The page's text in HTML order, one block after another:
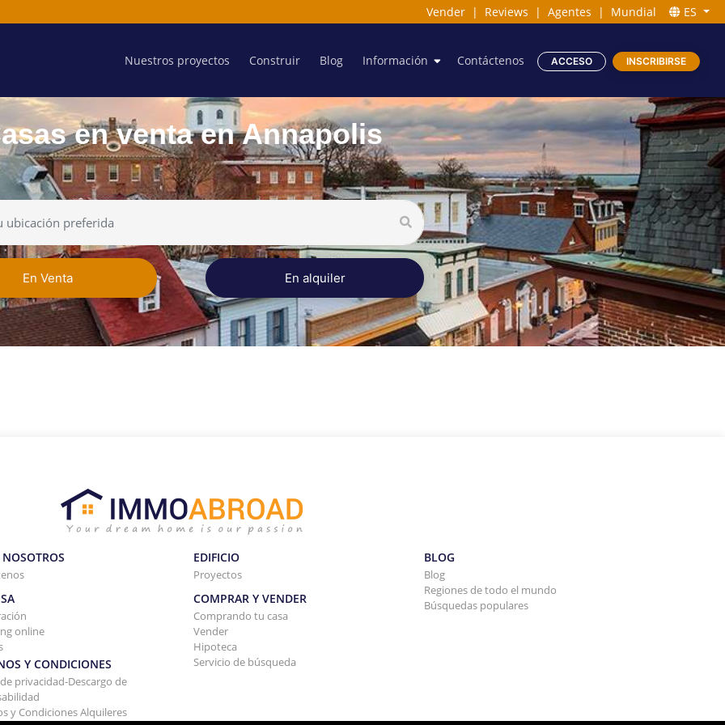
Vender | Reviews | Agentes | Mundial ES
Nuestros proyectos Construir Blog Información Contáctenos ACCESO INSCRIBIRSE
en venta en Annapolis
En Venta En alquiler
online
Y CONDICIONES
privacidad-Descargo de
y Condiciones Alquileres
EDIFICIO
Proyectos
COMPRAR Y VENDER
Comprando tu casa
Vender
Hipoteca
Servicio de búsqueda
BLOG
Blog
Regiones de todo el mundo
Búsquedas populares